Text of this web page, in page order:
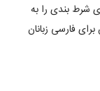
شرط بندی را به
فارسی زبانان